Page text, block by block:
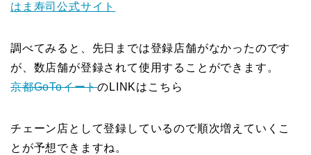
はま寿司公式サイト
調べてみると、先日までは登録店舗がなかったのです
が、数店舗が登録されて使用することができます。
京都GoToイートのLINKはこちら
チェーン店として登録しているので順次増えていくこ
とが予想できますね。